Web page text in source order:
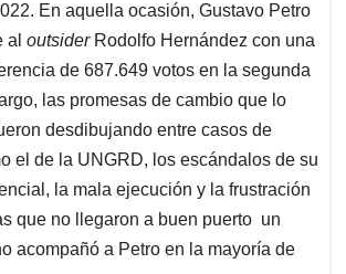
En aquella ocasión, Gustavo Petro
al outsiderRodolfo Hernández con una
de 687.649 votos en la segunda
las promesas de cambio que lo
desdibujando entre casos de
el de la UNGRD, los escándalos de su
la mala ejecución y la frustración
que no llegaron a buen puerto un
acompañó a Petro en la mayoría de